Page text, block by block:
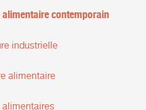
alimentaire contemporain
industrielle
alimentaire
alimentaires